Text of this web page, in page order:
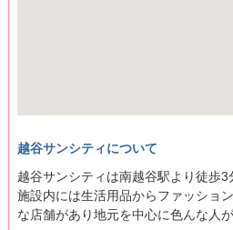
越谷サンシティについて
越谷サンシティは南越谷駅より徒歩3
施設内には生活用品からファッショ
な店舗があり地元を中心に色んな人